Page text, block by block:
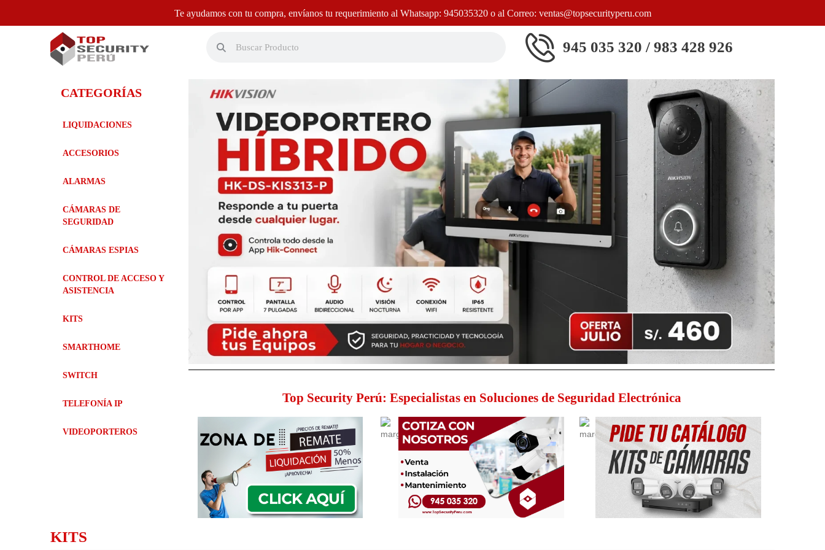
Te ayudamos con tu compra, envíanos tu requerimiento al Whatsapp: 945035320 o al Correo: ventas@topsecurityperu.com
945 035 320 / 983 428 926
CATEGORÍAS
LIQUIDACIONES
ACCESORIOS
ALARMAS
CÁMARAS DE
SEGURIDAD
CÁMARAS ESPIAS
CONTROL DE ACCESO Y
ASISTENCIA
KITS
SMARTHOME
SWITCH
TELEFONÍA IP
VIDEOPORTEROS
Top Security Perú: Especialistas en Soluciones de Seguridad Electrónica
KITS